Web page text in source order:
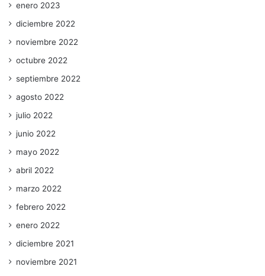
enero 2023
diciembre 2022
noviembre 2022
octubre 2022
septiembre 2022
agosto 2022
julio 2022
junio 2022
mayo 2022
abril 2022
marzo 2022
febrero 2022
enero 2022
diciembre 2021
noviembre 2021